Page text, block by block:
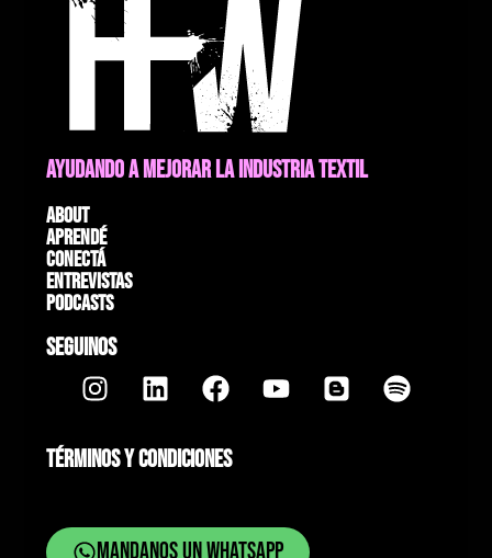
AYUDANDO A MEJORAR LA INDUSTRIA TEXTIL
About
Aprendé
Conectá
Entrevistas
Podcasts
SEGUINOS
TÉRMINOS Y CONDICIONES